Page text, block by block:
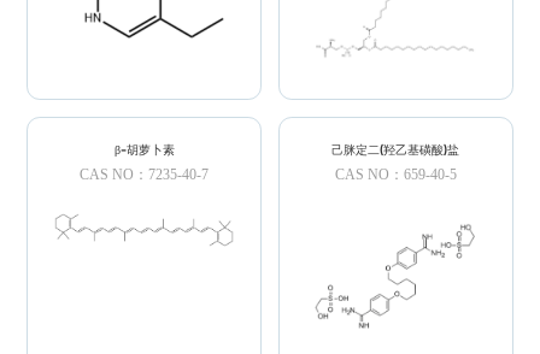
β-胡萝卜素
CAS NO：7235-40-7
己脒定二(羟乙基磺酸)盐
CAS NO：659-40-5